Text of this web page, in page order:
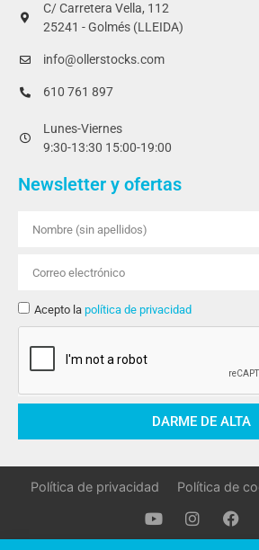
C/ Carretera Vella, 112
25241 - Golmés (LLEIDA)
info@ollerstocks.com
610 761 897
Lunes-Viernes
9:30-13:30 15:00-19:00
Newsletter y ofertas
Acepto la política de privacidad
DARME DE ALTA
Política de privacidad Política de